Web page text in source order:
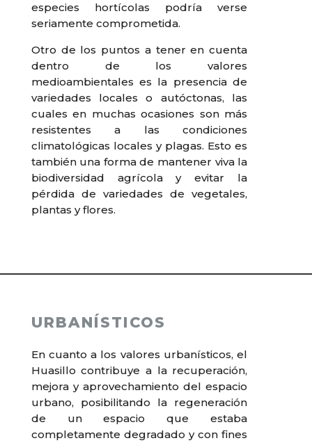
especies hortícolas podría verse
seriamente comprometida.
Otro de los puntos a tener en cuenta
dentro de los valores
medioambientales es la presencia de
variedades locales o autóctonas, las
cuales en muchas ocasiones son más
resistentes a las condiciones
climatológicas locales y plagas. Esto es
también una forma de mantener viva la
biodiversidad agrícola y evitar la
pérdida de variedades de vegetales,
plantas y flores.
URBANÍSTICOS
En cuanto a los valores urbanísticos, el
Huasillo contribuye a la recuperación,
mejora y aprovechamiento del espacio
urbano, posibilitando la regeneración
de un espacio que estaba
completamente degradado y con fines